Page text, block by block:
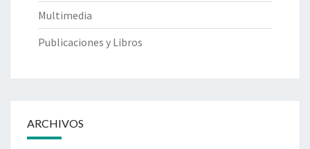
Multimedia
Publicaciones y Libros
ARCHIVOS